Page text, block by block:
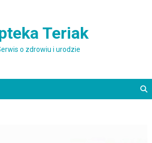
Teriak
o zdrowiu i urodzie